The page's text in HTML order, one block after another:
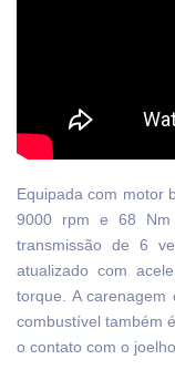
Equipada com motor
9000 rpm e 68
transmissão de 6
atualizado com
torque. A
combustível também
o contato com o